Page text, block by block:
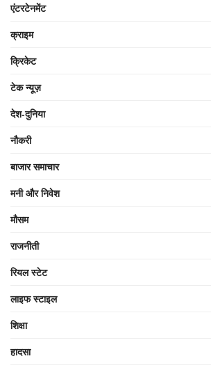
एंटरटेनमेंट
क्राइम
क्रिकेट
टेक न्यूज़
देश-दुनिया
नौकरी
बाजार समाचार
मनी और निवेश
मौसम
राजनीती
रियल स्टेट
लाइफ स्टाइल
शिक्षा
हादसा